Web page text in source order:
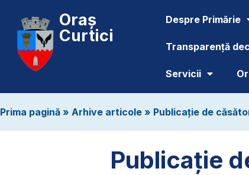
Oraș
Curtici
Despre Primărie
Transparență
Servicii
Prima pagină » Arhive articole » Publicație de
Publicație